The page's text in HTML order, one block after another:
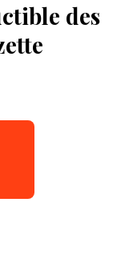
des